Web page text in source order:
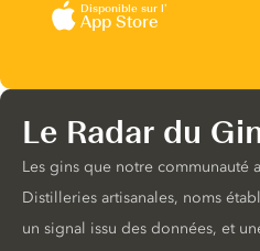
Disponible sur l’
App Store
Le Radar du
Les gins que notre communauté
Distilleries artisanales, noms
un signal issu des données, et